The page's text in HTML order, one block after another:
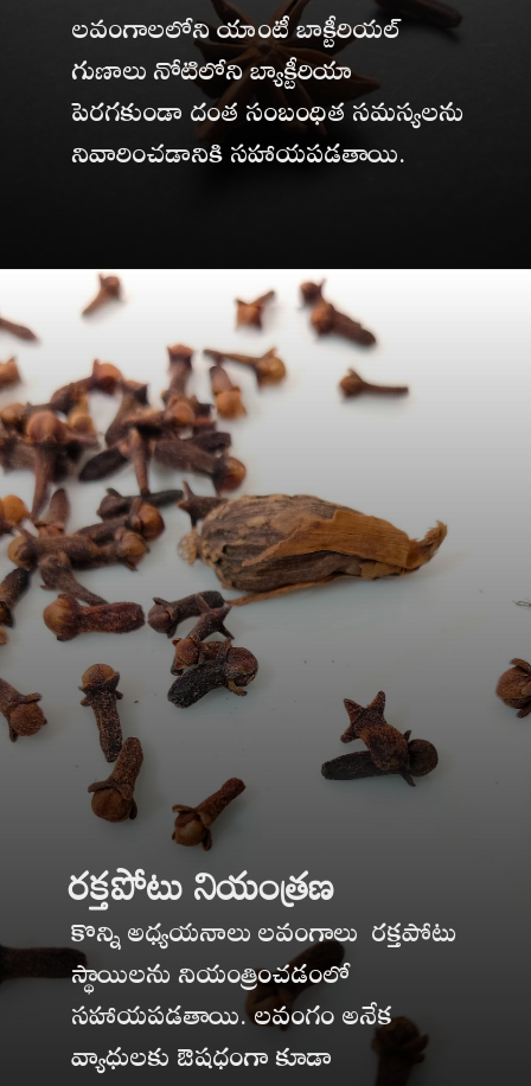
లవంగాలలోని యాంటీ బాక్టీరియల్
గుణాలు నోటిలోని బ్యాక్టీరియా
పెరగకుండా దంత సంబంధిత సమస్యలను
నివారించడానికి సహాయపడతాయి.
రక్తపోటు నియంత్రణ
కొన్ని అధ్యయనాలు లవంగాలు రక్తపోటు
స్థాయిలను నియంత్రించడంలో
సహాయపడతాయి. లవంగం అనేక
వ్యాధులకు ఔషధంగా కూడా